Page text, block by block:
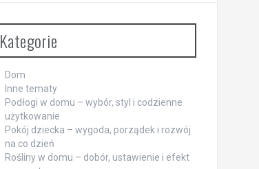
Kategorie
Dom
Inne tematy
Podłogi w domu – wybór, styl i codzienne
użytkowanie
Pokój dziecka – wygoda, porządek i rozwój
na co dzień
Rośliny w domu – dobór, ustawienie i efekt